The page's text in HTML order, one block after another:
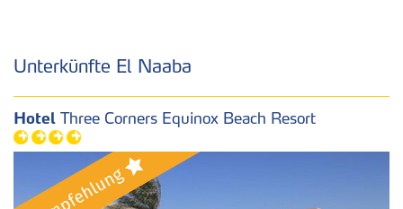
Unterkünfte El Naaba
Hotel Three Corners Equinox Beach Resort